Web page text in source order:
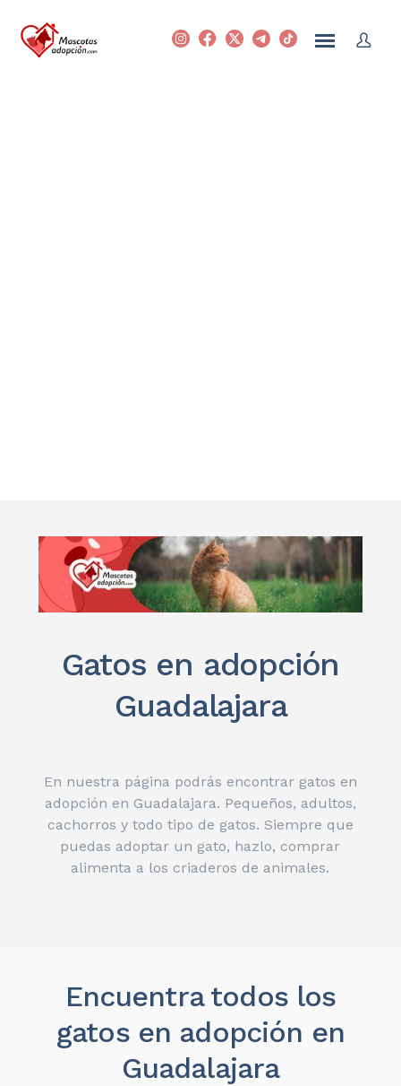
Gatos en adopción
Guadalajara
En nuestra página podrás encontrar gatos en
adopción en Guadalajara. Pequeños, adultos,
cachorros y todo tipo de gatos. Siempre que
puedas adoptar un gato, hazlo, comprar
alimenta a los criaderos de animales.
Encuentra todos los
gatos en adopción en
Guadalajara